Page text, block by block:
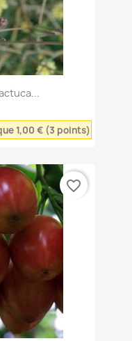
1,00 € (3 points)
favorite_border